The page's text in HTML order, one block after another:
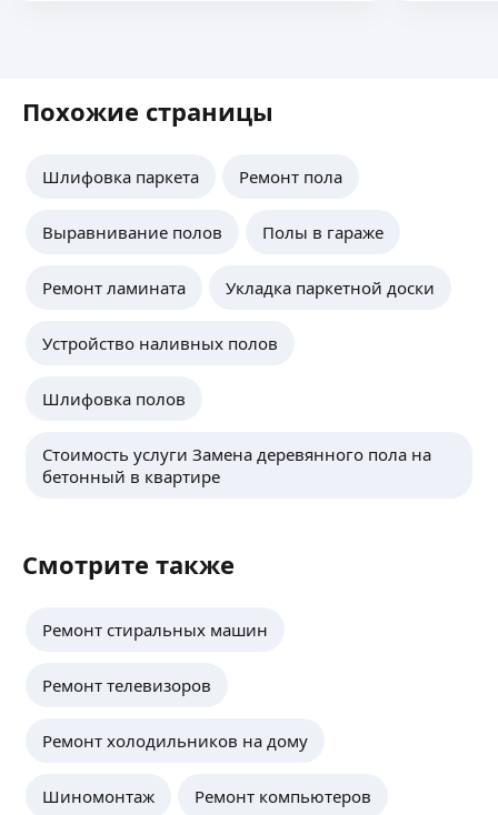
Похожие страницы
Шлифовка паркета Ремонт пола
Выравнивание полов Полы в гараже
Ремонт ламината Укладка паркетной доски
Устройство наливных полов
Шлифовка полов
Стоимость услуги Замена деревянного пола на
бетонный в квартире
Смотрите также
Ремонт стиральных машин
Ремонт телевизоров
Ремонт холодильников на дому
Шиномонтаж Ремонт компьютеров